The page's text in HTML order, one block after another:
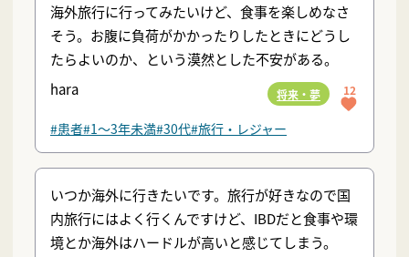
海外旅行に行ってみたいけど、食事を楽しめなさ
そう。お腹に負荷がかかったりしたときにどうし
たらよいのか、という漠然とした不安がある。
hara
将来・夢 12
#患者#1〜3年未満#30代#旅行・レジャー
いつか海外に行きたいです。旅行が好きなので国
内旅行にはよく行くんですけど、IBDだと食事や環
境とか海外はハードルが高いと感じてしまう。